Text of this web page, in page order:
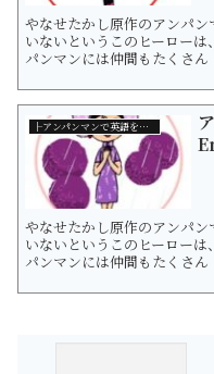
やなせたかし原作のアンパ
いないというこのヒーロー
パンマンには仲間もたくさ
ンパンマンは「平和な生活
えさせてくれますね。「世
くれる気がします。 ...
├アンパンマンで英語を学ぼう！
やなせたかし原作のアンパ
いないというこのヒーロー
パンマンには仲間もたくさ
ンパンマンは「平和な生活